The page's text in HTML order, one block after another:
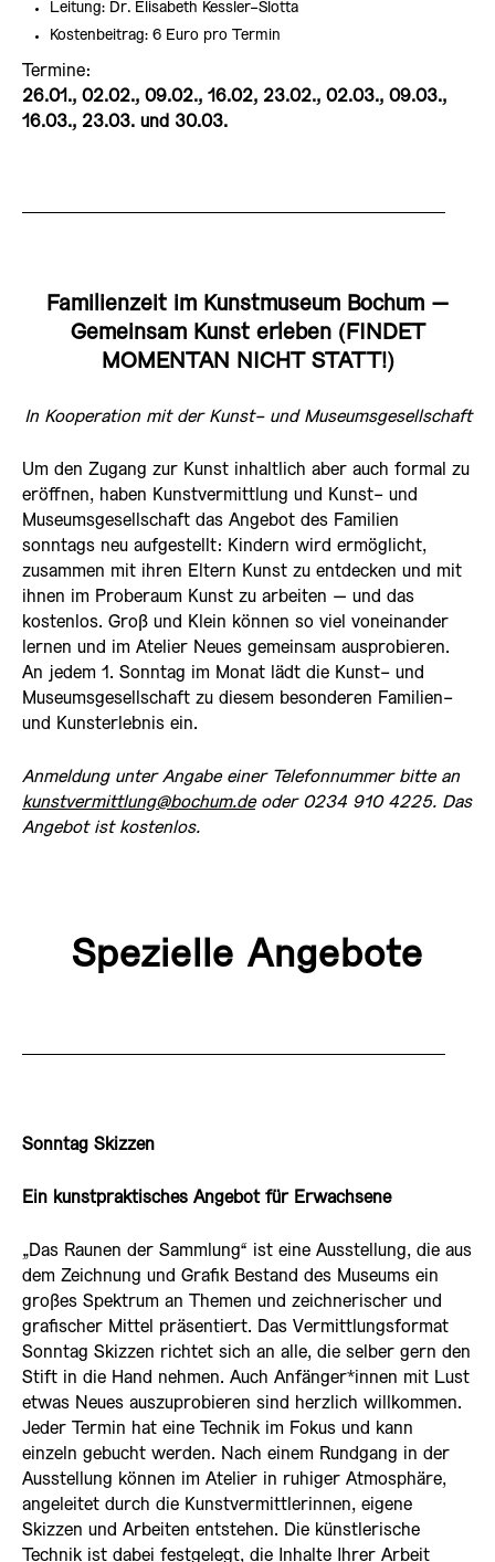
Leitung: Dr. Elisabeth Kessler-Slotta
Kostenbeitrag: 6 Euro pro Termin
Termine:
26.01., 02.02., 09.02., 16.02, 23.02., 02.03., 09.03.,
16.03., 23.03. und 30.03.
Familienzeit im Kunstmuseum Bochum –
Gemeinsam Kunst erleben (FINDET
MOMENTAN NICHT STATT!)
In Kooperation mit der Kunst- und Museumsgesellschaft
Um den Zugang zur Kunst inhaltlich aber auch formal zu
eröffnen, haben Kunstvermittlung und Kunst- und
Museumsgesellschaft das Angebot des Familien
sonntags neu aufgestellt: Kindern wird ermöglicht,
zusammen mit ihren Eltern Kunst zu entdecken und mit
ihnen im Proberaum Kunst zu arbeiten – und das
kostenlos. Groß und Klein können so viel voneinander
lernen und im Atelier Neues gemeinsam ausprobieren.
An jedem 1. Sonntag im Monat lädt die Kunst- und
Museumsgesellschaft zu diesem besonderen Familien-
und Kunsterlebnis ein.
Anmeldung unter Angabe einer Telefonnummer bitte an
kunstvermittlung@bochum.deoder 0234 910 4225. Das
Angebot ist kostenlos.
Spezielle Angebote
Sonntag Skizzen
Ein kunstpraktisches Angebot für Erwachsene
„Das Raunen der Sammlung“ ist eine Ausstellung, die aus
dem Zeichnung und Grafik Bestand des Museums ein
großes Spektrum an Themen und zeichnerischer und
grafischer Mittel präsentiert. Das Vermittlungsformat
Sonntag Skizzen richtet sich an alle, die selber gern den
Stift in die Hand nehmen. Auch Anfänger*innen mit Lust
etwas Neues auszuprobieren sind herzlich willkommen.
Jeder Termin hat eine Technik im Fokus und kann
einzeln gebucht werden. Nach einem Rundgang in der
Ausstellung können im Atelier in ruhiger Atmosphäre,
angeleitet durch die Kunstvermittlerinnen, eigene
Skizzen und Arbeiten entstehen. Die künstlerische
Technik ist dabei festgelegt, die Inhalte Ihrer Arbeit